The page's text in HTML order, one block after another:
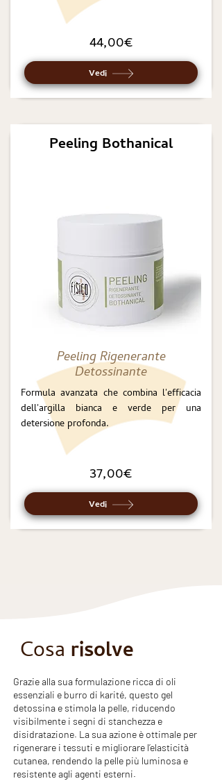
44,00€
Vedi
Peeling Bothanical
Peeling Rigenerante
Detossinante
Formula avanzata che combina l'efficacia
dell'argilla bianca e verde per una
detersione profonda.
37,00€
Vedi
Cosa risolve
Grazie alla sua formulazione ricca di oli
essenziali e burro di karité, questo gel
detossina e stimola la pelle, riducendo
visibilmente i segni di stanchezza e
disidratazione. La sua azione è ottimale per
rigenerare i tessuti e migliorare l’elasticità
cutanea, rendendo la pelle più luminosa e
resistente agli agenti esterni.